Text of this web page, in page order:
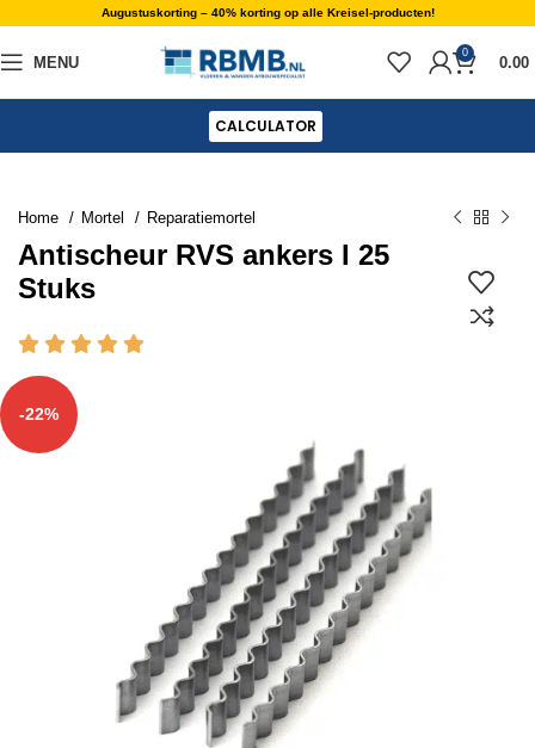
Augustuskorting – 40% korting op alle Kreisel-producten!
MENU
0
0.00
CALCULATOR
Home Mortel Reparatiemortel
Antischeur RVS ankers I 25
Stuks
-22%